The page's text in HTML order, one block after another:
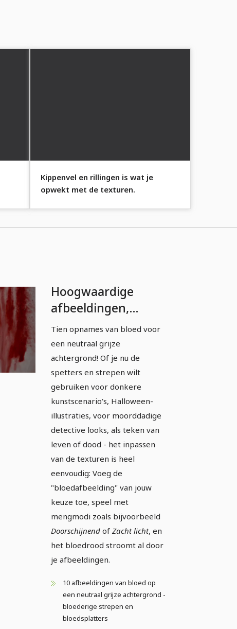
Kippenvel en rillingen is wat je
opwekt met de texturen.
Hoogwaardige
afbeeldingen,
texturen & overlays:
Bloed &
Bloedspetters 2
Tien opnames van bloed voor
een neutraal grijze
achtergrond! Of je nu de
spetters en strepen wilt
gebruiken voor donkere
kunstscenario's, Halloween-
illustraties, voor moorddadige
detective looks, als teken van
leven of dood - het inpassen
van de texturen is heel
eenvoudig: Voeg de
"bloedafbeelding" van jouw
keuze toe, speel met
mengmodi zoals bijvoorbeeld
Doorschijnend of Zacht licht, en
het bloedrood stroomt al door
je afbeeldingen.
10 afbeeldingen van bloed op
een neutraal grijze achtergrond -
bloederige strepen en
bloedsplatters